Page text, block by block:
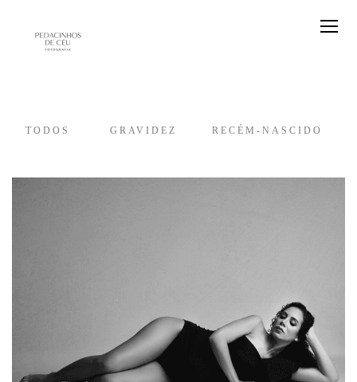
TODOS GRAVIDEZ RECÉM-NASCIDO